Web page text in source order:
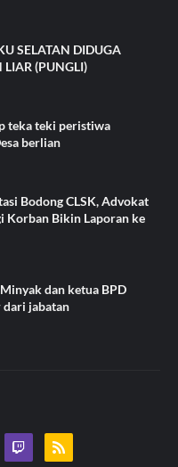
SELATAN DIDUGA
LIAR (PUNGLI)
teka teki peristiwa
berlian
Bodong CLSK, Advokat
Korban Bikin Laporan ke
dan ketua BPD
dari jabatan